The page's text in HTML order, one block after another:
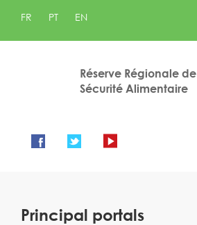
FR PT EN
Réserve Régionale de
Sécurité Alimentaire
Principal portals